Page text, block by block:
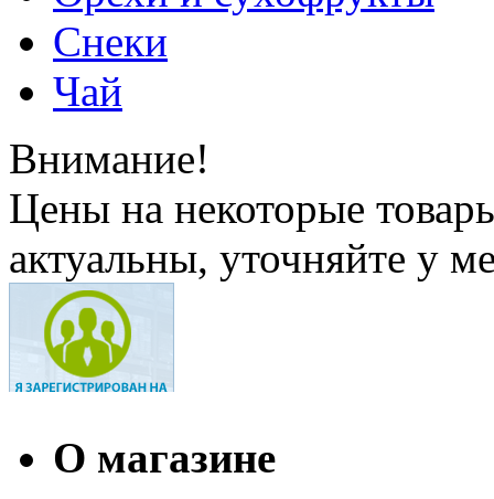
Снеки
Чай
Внимание!
Цены на некоторые
актуальны, уточняйте у
О магазине